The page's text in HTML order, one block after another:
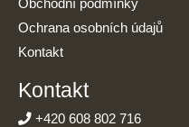
Obchodní podmínky
Ochrana osobních údajů
Kontakt
Kontakt
+420 608 802 716